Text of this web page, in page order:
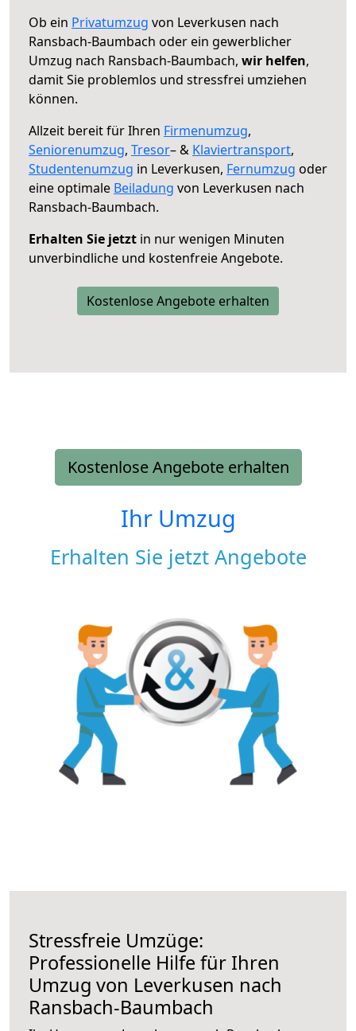
Ob ein Privatumzug von Leverkusen nach
Ransbach-Baumbach oder ein gewerblicher
Umzug nach Ransbach-Baumbach, wir helfen,
damit Sie problemlos und stressfrei umziehen
können.
Allzeit bereit für Ihren Firmenumzug,
Seniorenumzug, Tresor– & Klaviertransport,
Studentenumzug in Leverkusen, Fernumzug oder
eine optimale Beiladung von Leverkusen nach
Ransbach-Baumbach.
Erhalten Sie jetzt in nur wenigen Minuten
unverbindliche und kostenfreie Angebote.
Kostenlose Angebote erhalten
Kostenlose Angebote erhalten
Ihr Umzug
Erhalten Sie jetzt Angebote
Stressfreie Umzüge:
Professionelle Hilfe für Ihren
Umzug von Leverkusen nach
Ransbach-Baumbach